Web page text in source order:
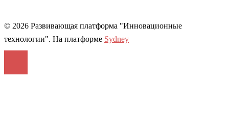
© 2026 Развивающая платформа "Инновационные
технологии". На платформе Sydney
Войти